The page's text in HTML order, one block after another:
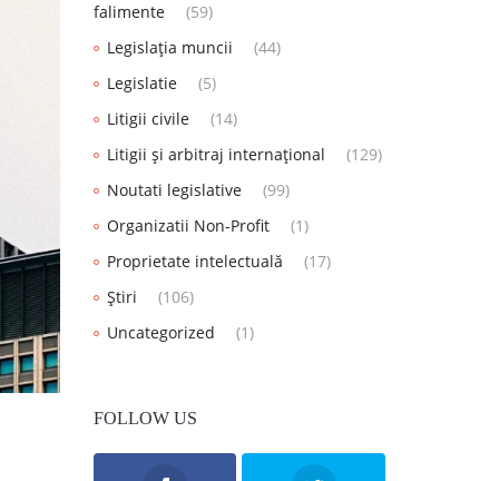
falimente
(59)
Legislația muncii
(44)
Legislatie
(5)
Litigii civile
(14)
Litigii și arbitraj internațional
(129)
Noutati legislative
(99)
Organizatii Non-Profit
(1)
Proprietate intelectuală
(17)
Știri
(106)
Uncategorized
(1)
FOLLOW US